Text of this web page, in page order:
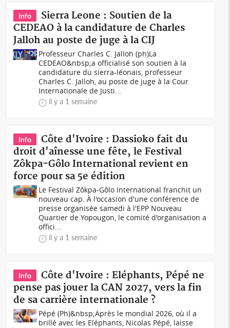
Info
Sierra Leone : Soutien de la
CEDEAO à la candidature de Charles
Jalloh au poste de juge à la CIJ
Professeur Charles C. Jalloh (ph)La
CEDEAO&nbsp;a officialisé son soutien à la
candidature du sierra-léonais, professeur
Charles C. Jalloh, au poste de juge à la Cour
Internationale de Justi...
il y a 1 semaine
Info
Côte d'Ivoire : Dassioko fait du
droit d'aînesse une fête, le Festival
Zôkpa-Gôlo International revient en
force pour sa 5e édition
Le Festival Zôkpa-Gôlo International franchit un
nouveau cap. À l'occasion d'une conférence de
presse organisée samedi à l'EPP Nouveau
Quartier de Yopougon, le comité d'organisation a
offici...
il y a 1 semaine
Info
Côte d'Ivoire : Eléphants, Pépé ne
pense pas jouer la CAN 2027, vers la fin
de sa carrière internationale ?
Pépé (Ph)&nbsp;Après le mondial 2026, où il a
brillé avec les Eléphants, Nicolas Pépé, laisse